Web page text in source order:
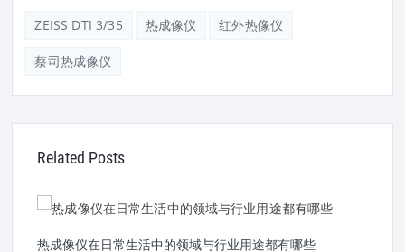
ZEISS DTI 3/35 热成像仪 红外热像仪
蔡司热成像仪
Related Posts
热成像仪在日常生活中的领域与行业用途都有哪些